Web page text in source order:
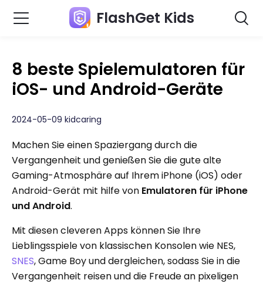
FlashGet Kids
8 beste Spielemulatoren für
iOS- und Android-Geräte
2024-05-09 kidcaring
Machen Sie einen Spaziergang durch die
Vergangenheit und genießen Sie die gute alte
Gaming-Atmosphäre auf Ihrem iPhone (iOS) oder
Android-Gerät mit hilfe von Emulatoren für iPhone
und Android.
Mit diesen cleveren Apps können Sie Ihre
Lieblingsspiele von klassischen Konsolen wie NES,
SNES, Game Boy und dergleichen, sodass Sie in die
Vergangenheit reisen und die Freude an pixeligen